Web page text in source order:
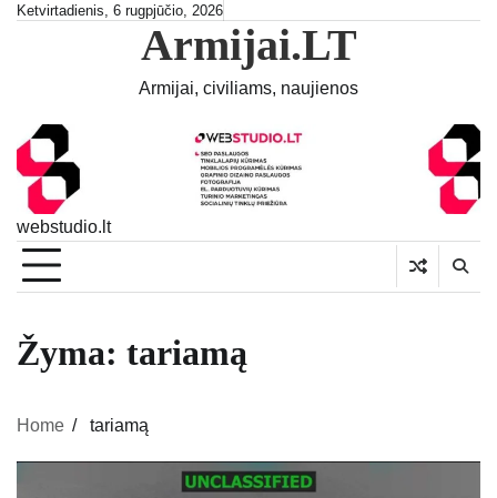
SkipKetvirtadienis, 6 rugpjūčio, 2026
Armijai.LT
Armijai, civiliams, naujienos
webstudio.lt
Žyma: tariamą
Home tariamą